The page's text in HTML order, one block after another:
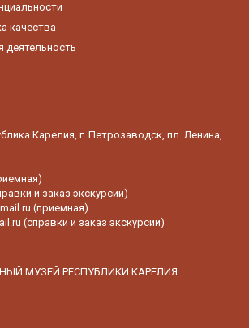
качества
деятельность
Карелия, г. Петрозаводск, пл. Ленина,
и заказ экскурсий)
(приемная)
(справки и заказ экскурсий)
МУЗЕЙ РЕСПУБЛИКИ КАРЕЛИЯ